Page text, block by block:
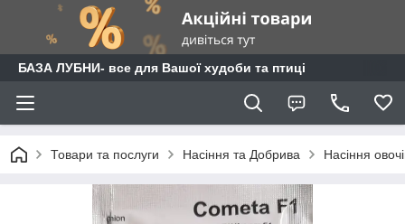
БАЗА ЛУБНИ- все для Вашої худоби та птиці
Товари та послуги Насіння та Добрива Насіння